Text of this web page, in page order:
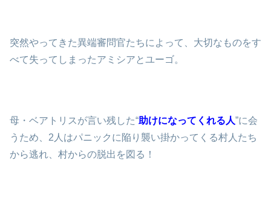
突然やってきた異端審問官たちによって、大切なものをす
べて失ってしまったアミシアとユーゴ。
母・ベアトリスが言い残した“助けになってくれる人”に会
うため、2人はパニックに陥り襲い掛かってくる村人たち
から逃れ、村からの脱出を図る！